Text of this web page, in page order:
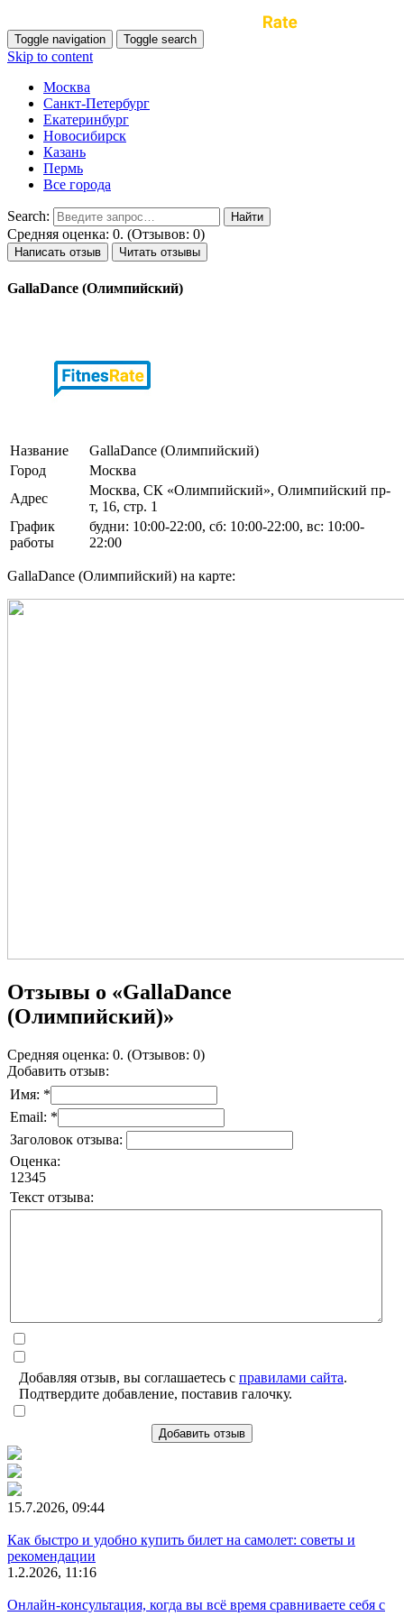
Toggle navigation Toggle search
Skip to content
Москва
Санкт-Петербург
Екатеринбург
Новосибирск
Казань
Пермь
Все города
Search:
Средняя оценка: 0. (Отзывов: 0)
Написать отзыв Читать отзывы
GallaDance (Олимпийский)
Название
GallaDance (Олимпийский)
Город
Москва
Адрес
Москва, СК «Олимпийский», Олимпийский пр-
т, 16, стр. 1
График
работы
будни: 10:00-22:00, сб: 10:00-22:00, вс: 10:00-
22:00
GallaDance (Олимпийский) на карте:
Отзывы о «GallaDance
(Олимпийский)»
Средняя оценка: 0. (Отзывов: 0)
Добавить отзыв:
Имя: *
Email: *
Заголовок отзыва:
Оценка:
1 2345
Текст отзыва:
Добавляя отзыв, вы соглашаетесь с правилами сайта.
Подтвердите добавление, поставив галочку.
Добавить отзыв
15.7.2026, 09:44
Как быстро и удобно купить билет на самолет: советы и
рекомендации
1.2.2026, 11:16
Онлайн-консультация, когда вы всё время сравниваете себя с